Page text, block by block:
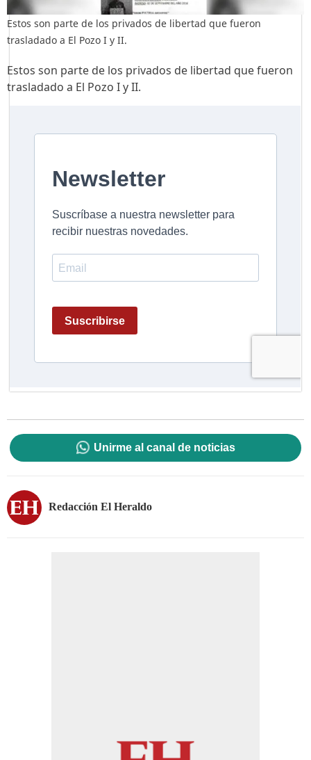
Estos son parte de los privados de libertad que fueron
trasladado a El Pozo I y II.
Estos son parte de los privados de libertad que fueron
trasladado a El Pozo I y II.
Unirme al canal de noticias
Redacción El Heraldo